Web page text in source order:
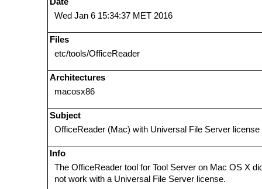
Wed Jan 6 15:34:37 MET 2016
Files
etc/tools/OfficeReader
Architectures
macosx86
Subject
OfficeReader (Mac) with Universal File Server license
Info
The OfficeReader tool for Tool Server on Mac OS X
not work with a Universal File Server license.